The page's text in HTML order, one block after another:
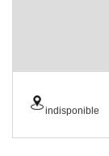
indisponible